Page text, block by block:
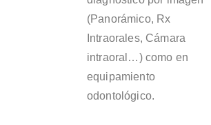
(Panorámico, Rx
Intraorales, Cámara
intraoral…) como en
equipamiento
odontológico.